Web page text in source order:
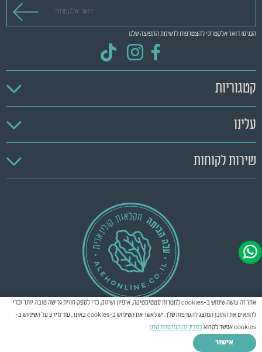
הכניסו דואר אלקטרוני להצטרפות לרשימת התפוצה שלנו
קטגוריות
עלינו
שירות לקוחות
Creatix
אתר זה עושה שימוש ב-cookies למטרות סטטיסטיקה, איפיון ושיווק, כדי לספק חווית גלישה טובה יותר וכדי
להתאים את התוכן המוצג להעדפות שלך. יש לאשר את השימוש ב-cookies באתר. עוד מידע על השימוש ב-
cookies אפשר לקרוא
במדיניות הפרטיות שלנו
אישור